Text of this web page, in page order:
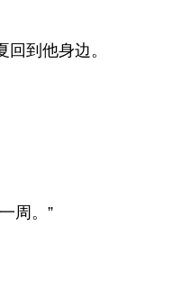
到他身边。
周。”